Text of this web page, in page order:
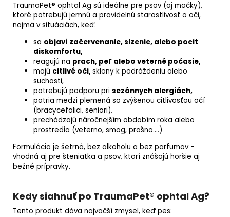
TraumaPet® ophtal Ag sú ideálne pre psov (aj mačky),
ktoré potrebujú jemnú a pravidelnú starostlivosť o oči,
najmä v situáciách, keď:
sa objaví začervenanie, slzenie, alebo pocit
diskomfortu,
reagujú na prach, peľ alebo veterné počasie,
majú citlivé oči,sklony k podráždeniu alebo
suchosti,
potrebujú podporu pri sezónnych alergiách,
patria medzi plemená so zvýšenou citlivosťou očí
(bracycefalici, seniori),
prechádzajú náročnejším obdobím roka alebo
prostredia (veterno, smog, prašno....)
Formulácia je šetrná, bez alkoholu a bez parfumov -
vhodná aj pre šteniatka a psov, ktorí znášajú horšie aj
bežné prípravky.
Kedy siahnuť po TraumaPet® ophtal Ag?
Tento produkt dáva najväčší zmysel, keď pes: